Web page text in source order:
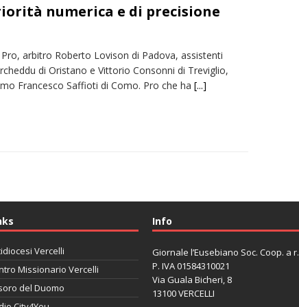
numerica e di precisione
arbitro Roberto Lovison di Padova, assistenti
di Oristano e Vittorio Consonni di Treviglio,
Francesco Saffioti di Como. Pro che ha [...]
Vercelli
Missionario Vercelli
del Duomo
Info
Giornale l’Eusebiano Soc. Coop. a
P. IVA 01584310021
Via Guala Bicheri, 8
13100 VERCELLI